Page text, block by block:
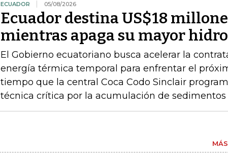
ECUADOR 05/08/2026
Ecuador destina US$18
mientras apaga su mayor
El Gobierno ecuatoriano busca acelerar la
energía térmica temporal para enfrentar el
tiempo que la central Coca Codo Sinclair
técnica crítica por la acumulación de sedimentos